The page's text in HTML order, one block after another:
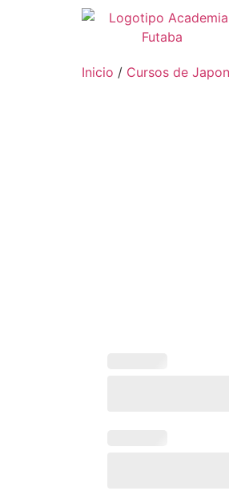
Inicio / Cursos de